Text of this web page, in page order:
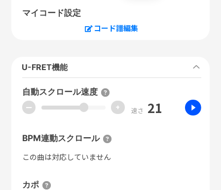
マイコード設定
コード譜編集
U-FRET機能
自動スクロール速度
ー + 速さ 21
BPM連動スクロール
この曲は対応していません
カポ